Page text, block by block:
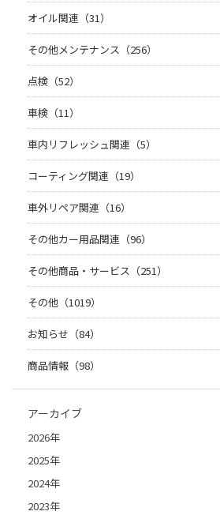
オイル関連（31）
その他メンテナンス（256）
点検（52）
車検（11）
車内リフレッシュ関連（5）
コーティング関連（19）
車外リペア関連（16）
その他カー用品関連（96）
その他商品・サービス（251）
その他（1019）
お知らせ（84）
商品情報（98）
アーカイブ
2026年
2025年
2024年
2023年